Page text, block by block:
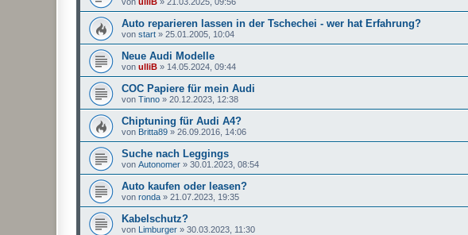
Auto reparieren lassen in der Tschechei - wer hat Erfahrung?
von start » 25.01.2005, 10:04
Neue Audi Modelle
von ulliB » 14.05.2024, 09:44
COC Papiere für mein Audi
von Tinno » 20.12.2023, 12:38
Chiptuning für Audi A4?
von Britta89 » 26.09.2016, 14:06
Suche nach Leggings
von Autonomer » 30.01.2023, 08:54
Auto kaufen oder leasen?
von ronda » 21.07.2023, 19:35
Kabelschutz?
von Limburger » 30.03.2023, 11:30